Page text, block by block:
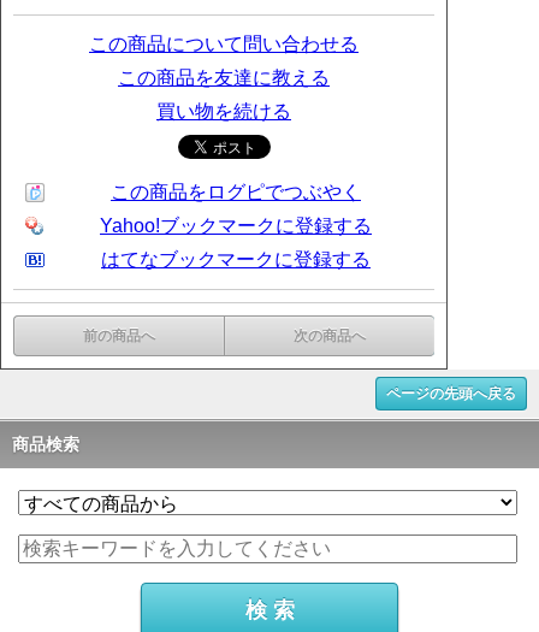
この商品について問い合わせる
この商品を友達に教える
買い物を続ける
この商品をログピでつぶやく
Yahoo!ブックマークに登録する
はてなブックマークに登録する
前の商品へ 次の商品へ
ページの先頭へ戻る
商品検索